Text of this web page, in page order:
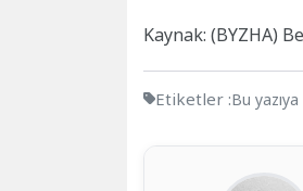
Kaynak: (BYZHA)
Etiketler :Bu